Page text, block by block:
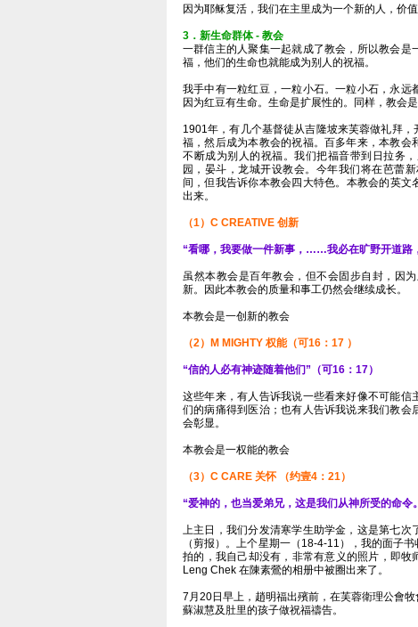
因为耶稣复活，我们在主里成为一个新的人，价
3．新生命群体 - 教会
一群信主的人聚集一起就成了教会，所以教会
福，他们的生命也就能成为别人的祝福。
我手中有一粒红豆，一粒小石。一粒小石，永远
因为红豆有生命。生命是扩展性的。同样，教会
1901年，有几个基督徒从吉隆坡来芙蓉做礼拜
福，然后成为本教会的祝福。百多年来，本教
不断成为别人的祝福。我们把福音带到日拉务
园，晏斗，龙城开设教会。今年我们将在芭蕾
间，但我告诉你本教会四大特色。本教会的英
出来。
（1）C CREATIVE 创新
“看哪，我要做一件新事，……我必在旷野开道路
虽然本教会是百年教会，但不会固步自封，因
新。因此本教会的质量和事工仍然会继续成长。
本教会是一创新的教会
（2）M MIGHTY 权能（可16：17 ）
“信的人必有神迹随着他们”（可16：17）
这些年来，有人告诉我说一些看来好像不可能
们的病痛得到医治；也有人告诉我说来我们教
会彰显。
本教会是一权能的教会
（3）C CARE 关怀 （约壹4：21）
“爱神的，也当爱弟兄，这是我们从神所受的命令
上主日，我们分发清寒学生助学金，这是第七
（剪报）。上个星期一（18-4-11），我的面子
拍的，我自己却没有，非常有意义的照片，即
Leng Chek 在陳素鶯的相册中被圈出来了。
‎7月20日早上，趙明福出殯前，在芙蓉衛理公會
蘇淑慧及肚里的孩子做祝福禱告。